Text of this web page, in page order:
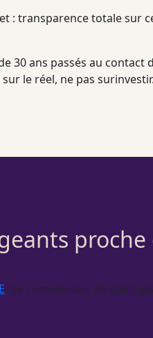
: transparence totale sur
30 ans passés au
le réel, ne pas surinvestir.
, de commerces, de